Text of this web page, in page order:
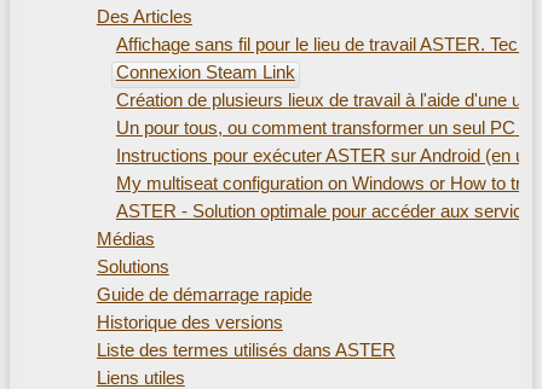
Des Articles
Affichage sans fil pour le lieu de travail ASTER.
Connexion Steam Link
Création de plusieurs lieux de travail à l'aide d'une
Un pour tous, ou comment transformer un seul PC
Instructions pour exécuter ASTER sur Android (en
My multiseat configuration on Windows or How to
ASTER - Solution optimale pour accéder aux
Médias
Solutions
Guide de démarrage rapide
Historique des versions
Liste des termes utilisés dans ASTER
Liens utiles